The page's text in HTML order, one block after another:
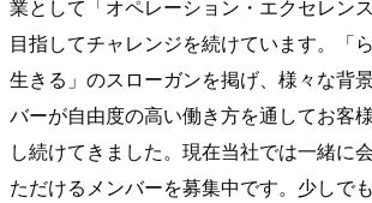
業として「オペレーション・エクセレン
目指してチャレンジを続けています。「
生きる」のスローガンを掲げ、様々な背
バーが自由度の高い働き方を通してお客
し続けてきました。現在当社では一緒に
ただけるメンバーを募集中です。少しで